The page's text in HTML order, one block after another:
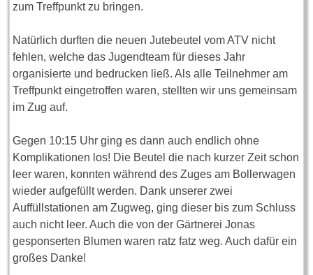
zum Treffpunkt zu bringen.
Natürlich durften die neuen Jutebeutel vom ATV nicht
fehlen, welche das Jugendteam für dieses Jahr
organisierte und bedrucken ließ. Als alle Teilnehmer am
Treffpunkt eingetroffen waren, stellten wir uns gemeinsam
im Zug auf.
Gegen 10:15 Uhr ging es dann auch endlich ohne
Komplikationen los! Die Beutel die nach kurzer Zeit schon
leer waren, konnten während des Zuges am Bollerwagen
wieder aufgefüllt werden. Dank unserer zwei
Auffüllstationen am Zugweg, ging dieser bis zum Schluss
auch nicht leer. Auch die von der Gärtnerei Jonas
gesponserten Blumen waren ratz fatz weg. Auch dafür ein
großes Danke!